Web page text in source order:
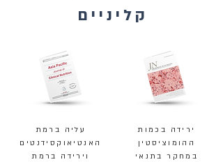
קליניים
עליה ברמת
האנטיאוקסידנטים
וירידה ברמת
ירידה בכמות
ההומוציסטין
במחקר בתנאי